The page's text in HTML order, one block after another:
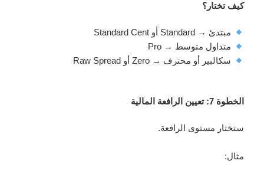
كيف تختار؟
مبتدئ → Standard أو Standard Cent
متداول متوسط → Pro
سكالبير أو محترف → Zero أو Raw Spread
الخطوة 7: تعيين الرافعة المالية
ستختار مستوى الرافعة.
مثال: